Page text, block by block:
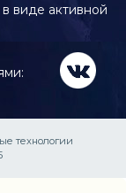
виде активной
технологии